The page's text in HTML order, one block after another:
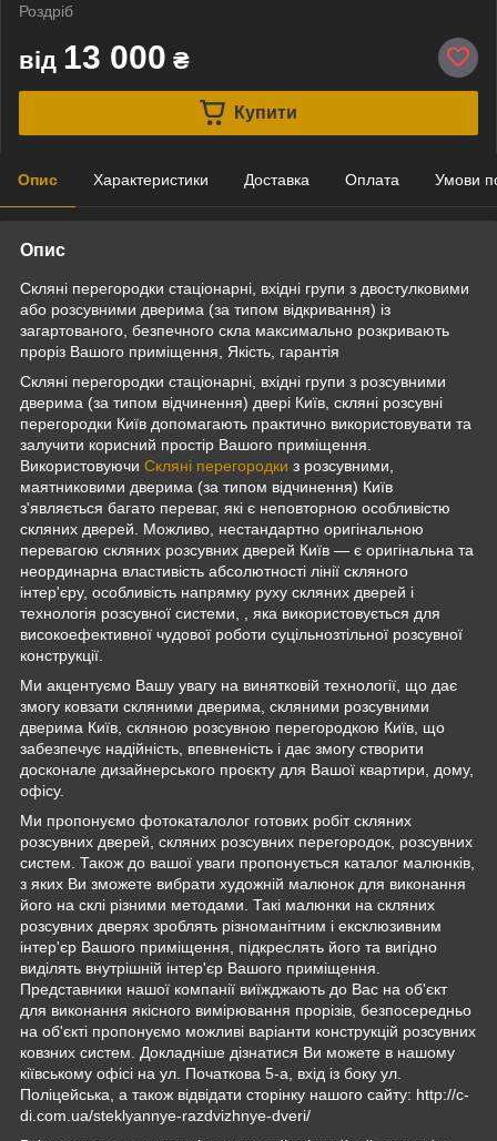
Роздріб
від 13 000 ₴
Купити
Опис Характеристики Доставка Оплата Умови
Опис
Скляні перегородки стаціонарні, вхідні групи з двостулковими
або розсувними дверима (за типом відкривання) із
загартованого, безпечного скла максимально розкривають
проріз Вашого приміщення, Якість, гарантія
Скляні перегородки стаціонарні, вхідні групи з розсувними
дверима (за типом відчинення) двері Київ, скляні розсувні
перегородки Київ допомагають практично використовувати та
залучити корисний простір Вашого приміщення.
Використовуючи Скляні перегородки з розсувними,
маятниковими дверима (за типом відчинення) Київ
з'являється багато переваг, які є неповторною особливістю
скляних дверей. Можливо, нестандартно оригінальною
перевагою скляних розсувних дверей Київ — є оригінальна та
неординарна властивість абсолютності лінії скляного
інтер'єру, особливість напрямку руху скляних дверей і
технологія розсувної системи, , яка використовується для
високоефективної чудової роботи суцільнозтільної розсувної
конструкції.
Ми акцентуємо Вашу увагу на винятковій технології, що дає
змогу ковзати скляними дверима, скляними розсувними
дверима Київ, скляною розсувною перегородкою Київ, що
забезпечує надійність, впевненість і дає змогу створити
досконале дизайнерського проєкту для Вашої квартири, дому,
офісу.
Ми пропонуємо фотокаталолог готових робіт скляних
розсувних дверей, скляних розсувних перегородок, розсувних
систем. Також до вашої уваги пропонується каталог малюнків,
з яких Ви зможете вибрати художній малюнок для виконання
його на склі різними методами. Такі малюнки на скляних
розсувних дверях зроблять різноманітним і ексклюзивним
інтер'єр Вашого приміщення, підкреслять його та вигідно
виділять внутрішній інтер'єр Вашого приміщення.
Представники нашої компанії виїжджають до Вас на об'єкт
для виконання якісного вимірювання прорізів, безпосередньо
на об'єкті пропонуємо можливі варіанти конструкцій розсувних
ковзних систем. Докладніше дізнатися Ви можете в нашому
кіївському офісі на ул. Початкова 5-а, вхід із боку ул.
Поліцейська, а також відвідати сторінку нашого сайту: http://c-
di.com.ua/steklyannye-razdvizhnye-dveri/